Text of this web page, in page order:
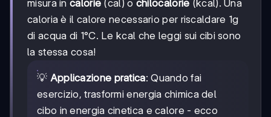
misura in calorie (cal) o chilocalorie (kcal). Una
caloria è il calore necessario per riscaldare 1g
di acqua di 1°C. Le kcal che leggi sui cibi sono
la stessa cosa!
💡 Applicazione pratica: Quando fai
esercizio, trasformi energia chimica del
cibo in energia cinetica e calore - ecco